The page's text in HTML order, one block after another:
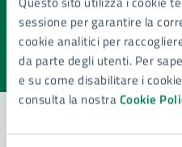
sessione per garantire la
cookie analitici per
da parte degli utenti. Per
e su come disabilitare i
consulta la nostraCookie
pagina?
Valuta la chiarezza delle
Seleziona il numero di
Valuta 5
Valuta 4 stelle
Valuta 3 stelle su 5
Valuta 2 stelle su 5
Valuta 1 stelle su 5